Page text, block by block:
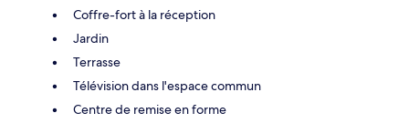
Coffre-fort à la réception
Jardin
Terrasse
Télévision dans l'espace commun
Centre de remise en forme